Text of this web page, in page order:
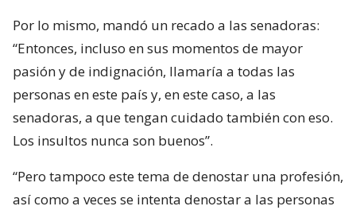
Por lo mismo, mandó un recado a las senadoras:
“Entonces, incluso en sus momentos de mayor
pasión y de indignación, llamaría a todas las
personas en este país y, en este caso, a las
senadoras, a que tengan cuidado también con eso.
Los insultos nunca son buenos”.
“Pero tampoco este tema de denostar una profesión,
así como a veces se intenta denostar a las personas